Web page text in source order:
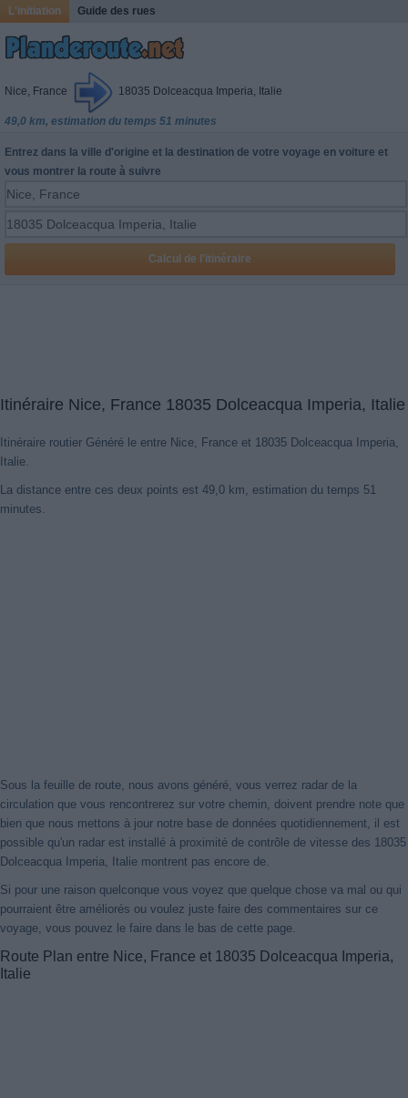
L'initiation Guide des rues
Nice, France 18035 Dolceacqua Imperia, Italie
49,0 km, estimation du temps 51 minutes
Entrez dans la ville d'origine et la destination de votre voyage en voiture et
vous montrer la route à suivre
Itinéraire Nice, France 18035 Dolceacqua Imperia, Italie
Itinéraire routier Généré le entre Nice, France et 18035 Dolceacqua Imperia,
Italie.
La distance entre ces deux points est 49,0 km, estimation du temps 51
minutes.
Sous la feuille de route, nous avons généré, vous verrez radar de la
circulation que vous rencontrerez sur votre chemin, doivent prendre note que
bien que nous mettons à jour notre base de données quotidiennement, il est
possible qu'un radar est installé à proximité de contrôle de vitesse des 18035
Dolceacqua Imperia, Italie montrent pas encore de.
Si pour une raison quelconque vous voyez que quelque chose va mal ou qui
pourraient être améliorés ou voulez juste faire des commentaires sur ce
voyage, vous pouvez le faire dans le bas de cette page.
Route Plan entre Nice, France et 18035 Dolceacqua Imperia,
Italie